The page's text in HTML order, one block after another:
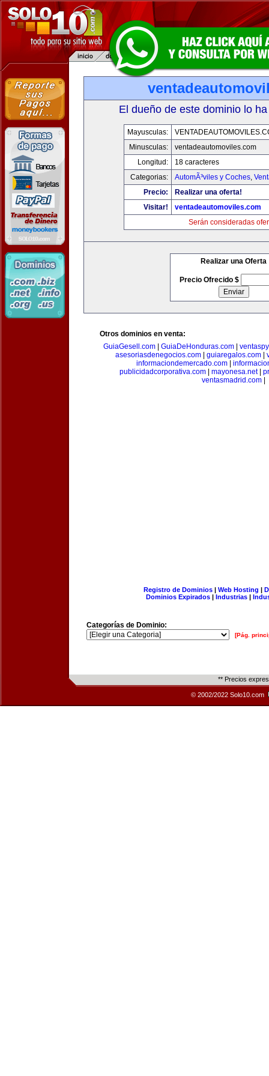
El dueño de este dominio lo
Mayusculas:
Minusculas:
ventadeautomoviles.com
Longitud:
18 caracteres
Categorias:
AutomÃ³viles y Coches,
Precio:
Realizar una oferta!
Visitar!
ventadeautomoviles.com
Serán consideradas
Realizar una Oferta
Precio Ofrecido $
Otros dominios en venta:
GuiaGesell.com| GuiaDeHonduras.com|
asesoriasdenegocios.com
guiaregalos.com
informaciondemercado.com|
publicidadcorporativa.com
mayonesa.net|
ventasmadrid.com
Registro de Dominios| Web Hosting |
Dominios Expirados | Industrias |
Categorías de Dominio:
[Pág.
** Precios
© 2002/2022 Solo10.com